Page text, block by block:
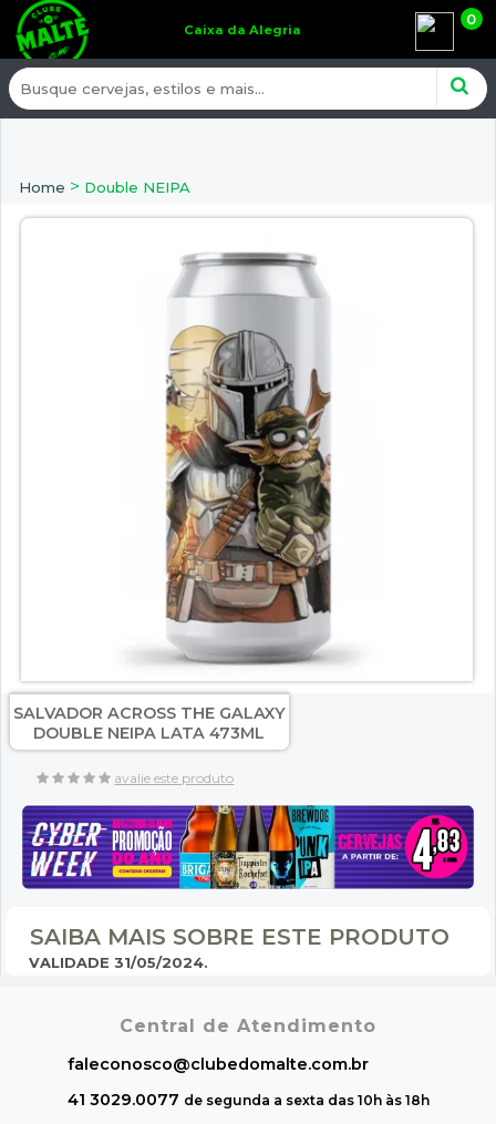
Caixa da Alegria
0
Home > Double NEIPA
SALVADOR ACROSS THE GALAXY
DOUBLE NEIPA LATA 473ML
avalie este produto
SAIBA MAIS SOBRE ESTE PRODUTO
VALIDADE 31/05/2024.
Central de Atendimento
faleconosco@clubedomalte.com.br
41 3029.0077 de segunda a sexta das 10h às 18h